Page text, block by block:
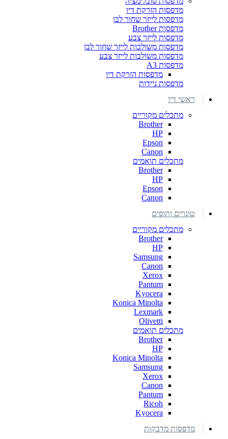
מדפסות הזרקת דיו
מדפסות לייזר שחור לבן
מדפסות Brother
מדפסות לייזר צבע
מדפסות משולבות לייזר שחור לבן
מדפסות משולבות לייזר צבע
מדפסות A3
מדפסות הזרקת דיו
מדפסות ניידות
ראשי דיו
מתכלים מקוריים
Brother
HP
Epson
Canon
מתכלים תואמים
Brother
HP
Epson
Canon
טונרים ותופים
מתכלים מקוריים
Brother
HP
Samsung
Canon
Xerox
Pantum
Kyocera
Konica Minolta
Lexmark
Olivetti
מתכלים תואמים
Brother
HP
Konica Minolta
Samsung
Xerox
Canon
Pantum
Ricoh
Kyocera
מדפסות מדבקות